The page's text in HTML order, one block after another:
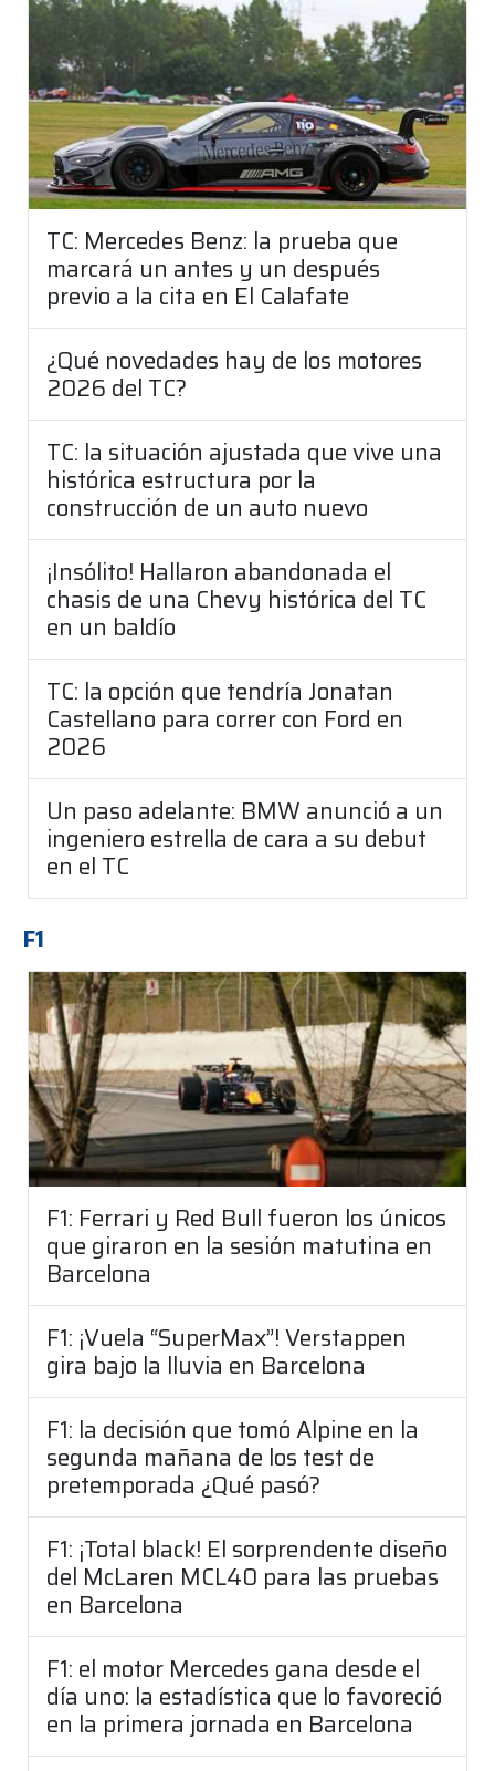
TC: Mercedes Benz: la prueba que
marcará un antes y un después
previo a la cita en El Calafate
¿Qué novedades hay de los motores
2026 del TC?
TC: la situación ajustada que vive una
histórica estructura por la
construcción de un auto nuevo
¡Insólito! Hallaron abandonada el
chasis de una Chevy histórica del TC
en un baldío
TC: la opción que tendría Jonatan
Castellano para correr con Ford en
2026
Un paso adelante: BMW anunció a un
ingeniero estrella de cara a su debut
en el TC
F1
F1: Ferrari y Red Bull fueron los únicos
que giraron en la sesión matutina en
Barcelona
F1: ¡Vuela “SuperMax”! Verstappen
gira bajo la lluvia en Barcelona
F1: la decisión que tomó Alpine en la
segunda mañana de los test de
pretemporada ¿Qué pasó?
F1: ¡Total black! El sorprendente diseño
del McLaren MCL40 para las pruebas
en Barcelona
F1: el motor Mercedes gana desde el
día uno: la estadística que lo favoreció
en la primera jornada en Barcelona